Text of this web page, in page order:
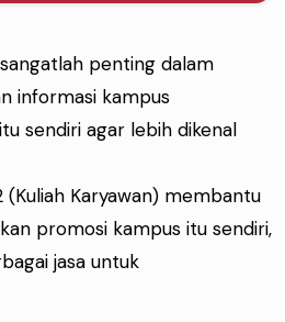
penting dalam
informasi kampus
sendiri agar lebih dikenal
(Kuliah Karyawan) membantu
promosi kampus itu sendiri,
jasa untuk